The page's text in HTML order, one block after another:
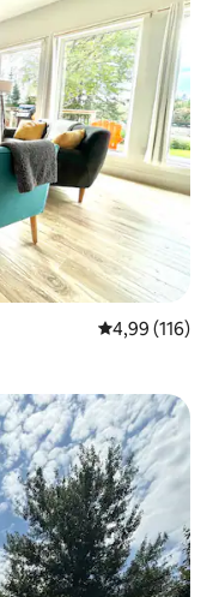
4,99 de uma
4,99 (116)